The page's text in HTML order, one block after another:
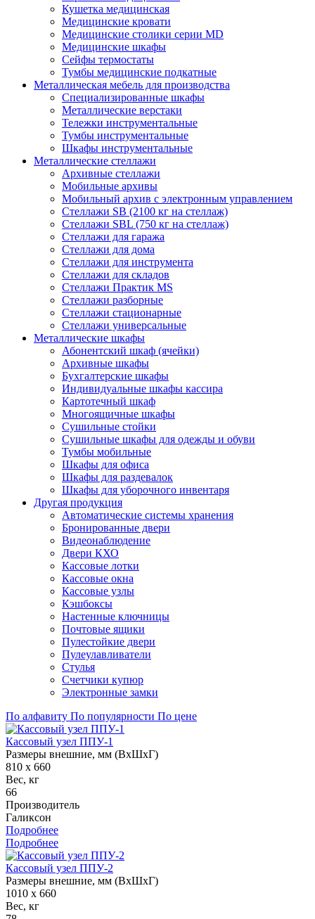
Кушетка медицинская
Медицинские кровати
Медицинские столики серии MD
Медицинские шкафы
Сейфы термостаты
Тумбы медицинские подкатные
Металлическая мебель для производства
Cпециализированные шкафы
Металлические верстаки
Тележки инструментальные
Тумбы инструментальные
Шкафы инструментальные
Металлические стеллажи
Архивные стеллажи
Мобильные архивы
Мобильный архив с электронным управлением
Стеллажи SB (2100 кг на стеллаж)
Стеллажи SBL (750 кг на стеллаж)
Стеллажи для гаража
Стеллажи для дома
Стеллажи для инструмента
Стеллажи для складов
Стеллажи Практик MS
Стеллажи разборные
Стеллажи стационарные
Стеллажи универсальные
Металлические шкафы
Абонентский шкаф (ячейки)
Архивные шкафы
Бухгалтерские шкафы
Индивидуальные шкафы кассира
Картотечный шкаф
Многоящичные шкафы
Сушильные стойки
Сушильные шкафы для одежды и обуви
Тумбы мобильные
Шкафы для офиса
Шкафы для раздевалок
Шкафы для уборочного инвентаря
Другая продукция
Автоматические системы хранения
Бронированные двери
Видеонаблюдение
Двери КХО
Кассовые лотки
Кассовые окна
Кассовые узлы
Кэшбоксы
Настенные ключницы
Почтовые ящики
Пулестойкие двери
Пулеулавливатели
Стулья
Счетчики купюр
Электронные замки
По алфавиту По популярности По цене
Кассовый узел ППУ-1
Размеры внешние, мм (ВхШхГ)
810 х 660
Вес, кг
66
Производитель
Галиксон
Подробнее
Подробнее
Кассовый узел ППУ-2
Размеры внешние, мм (ВхШхГ)
1010 х 660
Вес, кг